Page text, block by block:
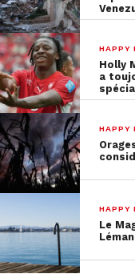
Partie 2:
HAPPY
Holly
a
HAPPY
HAPPY
Le